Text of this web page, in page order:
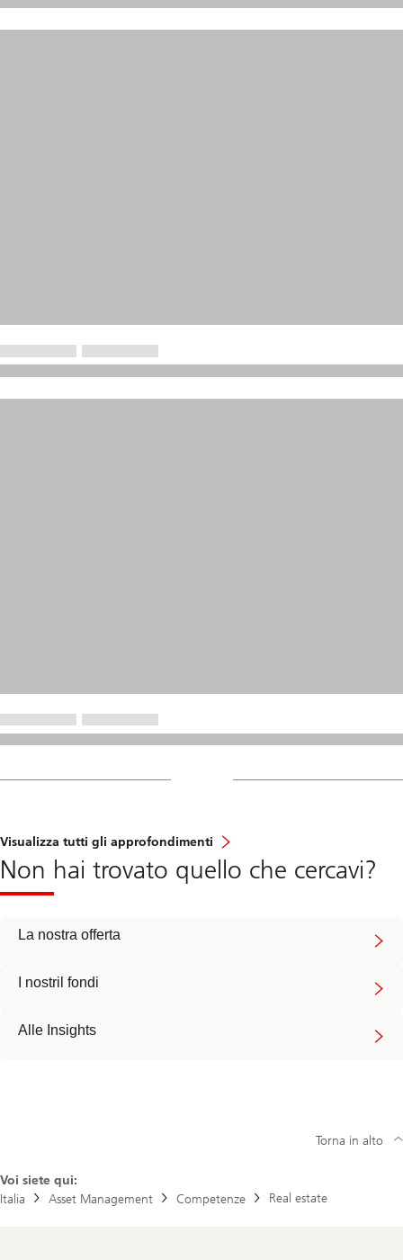
Visualizza tutti gli approfondimenti
Non hai trovato quello che cercavi?
La nostra offerta
I nostril fondi
Alle Insights
Voi siete qui:
Italia
Asset Management Competenze Real estate
Torna in alto